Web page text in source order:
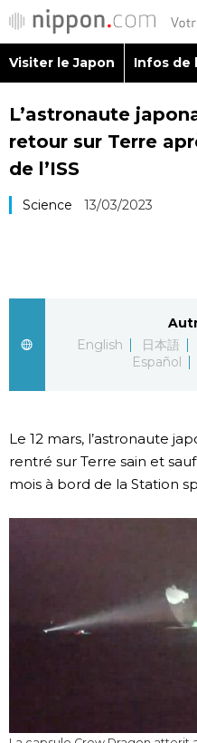
Visiter le Japon
Société
Culture
En plus
Visiter le Japon Infos de
L’astronaute
retour sur Terre
de l’ISS
Science 13/03/2023
English
日本語
Español
Le 12 mars, l’astronaute
rentré sur Terre sain et
mois à bord de la Station